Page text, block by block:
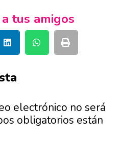
tus amigos
electrónico no será
obligatorios están